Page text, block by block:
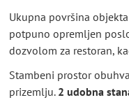
Ukupna površina
potpuno opremljen
dozvolom za restoran,
Stambeni prostor
prizemlju. 2 udobna